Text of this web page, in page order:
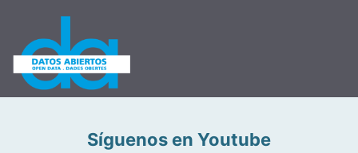
Síguenos en Youtube